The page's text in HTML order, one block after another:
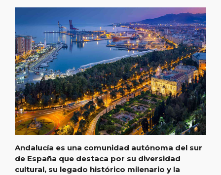
Andalucía es una comunidad autónoma del sur
de España que destaca por su diversidad
cultural, su legado histórico milenario y la